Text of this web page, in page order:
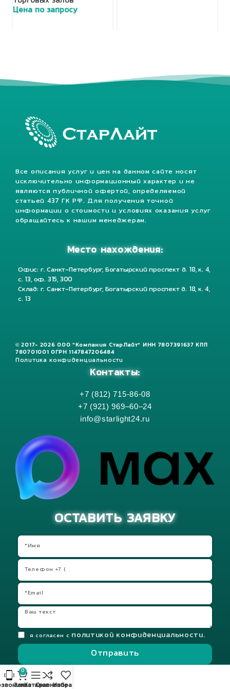
Цена по запросу
Все описания услуг и цен на данном сайте носят
исключительно информационный характер и не
являются публичной офертой, определяемой
статьей 437 ГК РФ. Для получения точной
информации о стоимости и условиях оказания услуг
обращайтесь к нашим менеджерам.
Место нахождения:
Офис: г. Санкт-Петербург, Богатырский проспект д. 18, к. 4,
с. 13, оф. 315, 300
Склад: г. Санкт-Петербург, Богатырский проспект д. 18, к. 4,
с. 13
© 2017- 2026 ООО "Компания СтарЛайт" ИНН 7807391637 КПП
780701001 ОГРН 1147847206484
Политика конфиденциальности
Контакты:
+7 (812) 715-86-08
+7 (921) 969–60–24
info@starlight24.ru
ОСТАВИТЬ ЗАЯВКУ
я согласен с политикой конфиденциальности.
Отправить
0
ЗаказКаталогСравнениеИзбранное